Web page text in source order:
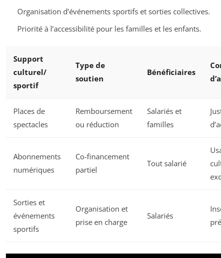
Organisation d’événements sportifs et sorties collectives.
Priorité à l’accessibilité pour les familles et les enfants.
Support
culturel/
sportif
Type de
soutien
Bénéficiaires
Places de
spectacles
Remboursement
ou réduction
Salariés et
familles
Abonnements
numériques
Co-financement
partiel
Tout salarié
Sorties et
événements
sportifs
Organisation et
prise en charge
Salariés